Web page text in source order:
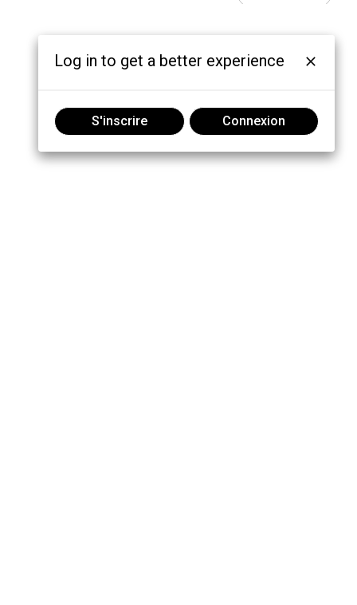
Log in to get a better experience
S'inscrire Connexion